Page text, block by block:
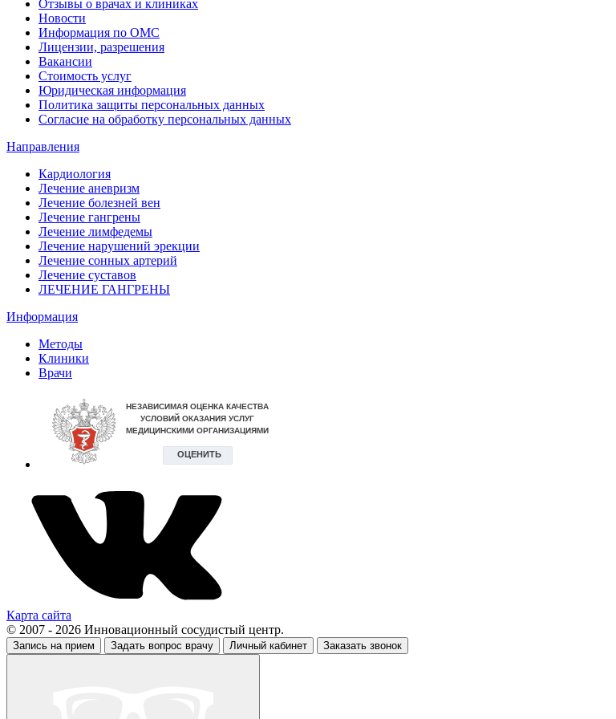
Отзывы о врачах и клиниках
Новости
Информация по ОМС
Лицензии, разрешения
Вакансии
Стоимость услуг
Юридическая информация
Политика защиты персональных данных
Согласие на обработку персональных данных
Направления
Кардиология
Лечение аневризм
Лечение болезней вен
Лечение гангрены
Лечение лимфедемы
Лечение нарушений эрекции
Лечение сонных артерий
Лечение суставов
ЛЕЧЕНИЕ ГАНГРЕНЫ
Информация
Методы
Клиники
Врачи
Карта сайта
© 2007 - 2026 Инновационный сосудистый центр.
Запись на прием Задать вопрос врачу Личный кабинет Заказать звонок